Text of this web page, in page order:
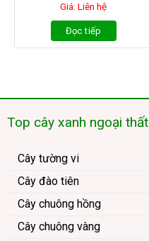
Giá: Liên hệ
Đọc tiếp
Top cây xanh ngoại thất
Cây tường vi
Cây đào tiên
Cây chuông hồng
Cây chuông vàng